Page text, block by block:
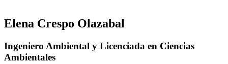
Elena Crespo Olazabal
Ingeniero Ambiental y Licenciada en Ciencias
Ambientales